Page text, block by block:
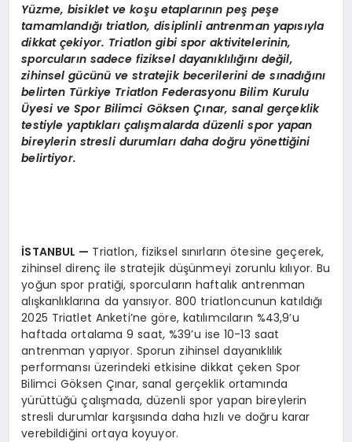
Yüzme, bisiklet ve koşu etaplarının peş peşe
tamamlandığı triatlon, disiplinli antrenman yapısıyla
dikkat çekiyor. Triatlon gibi spor aktivitelerinin,
sporcuların sadece fiziksel dayanıklılığını değil,
zihinsel gücünü ve stratejik becerilerini de sınadığını
belirten Türkiye Triatlon Federasyonu Bilim Kurulu
Üyesi ve Spor Bilimci Göksen Çınar, sanal gerçeklik
testiyle yaptıkları çalışmalarda düzenli spor yapan
bireylerin stresli durumları daha doğru yönettiğini
belirtiyor.
İSTANBUL — Triatlon, fiziksel sınırların ötesine geçerek,
zihinsel direnç ile stratejik düşünmeyi zorunlu kılıyor. Bu
yoğun spor pratiği, sporcuların haftalık antrenman
alışkanlıklarına da yansıyor. 800 triatloncunun katıldığı
2025 Triatlet Anketi’ne göre, katılımcıların %43,9’u
haftada ortalama 9 saat, %39’u ise 10-13 saat
antrenman yapıyor. Sporun zihinsel dayanıklılık
performansı üzerindeki etkisine dikkat çeken Spor
Bilimci Göksen Çınar, sanal gerçeklik ortamında
yürüttüğü çalışmada, düzenli spor yapan bireylerin
stresli durumlar karşısında daha hızlı ve doğru karar
verebildiğini ortaya koyuyor.